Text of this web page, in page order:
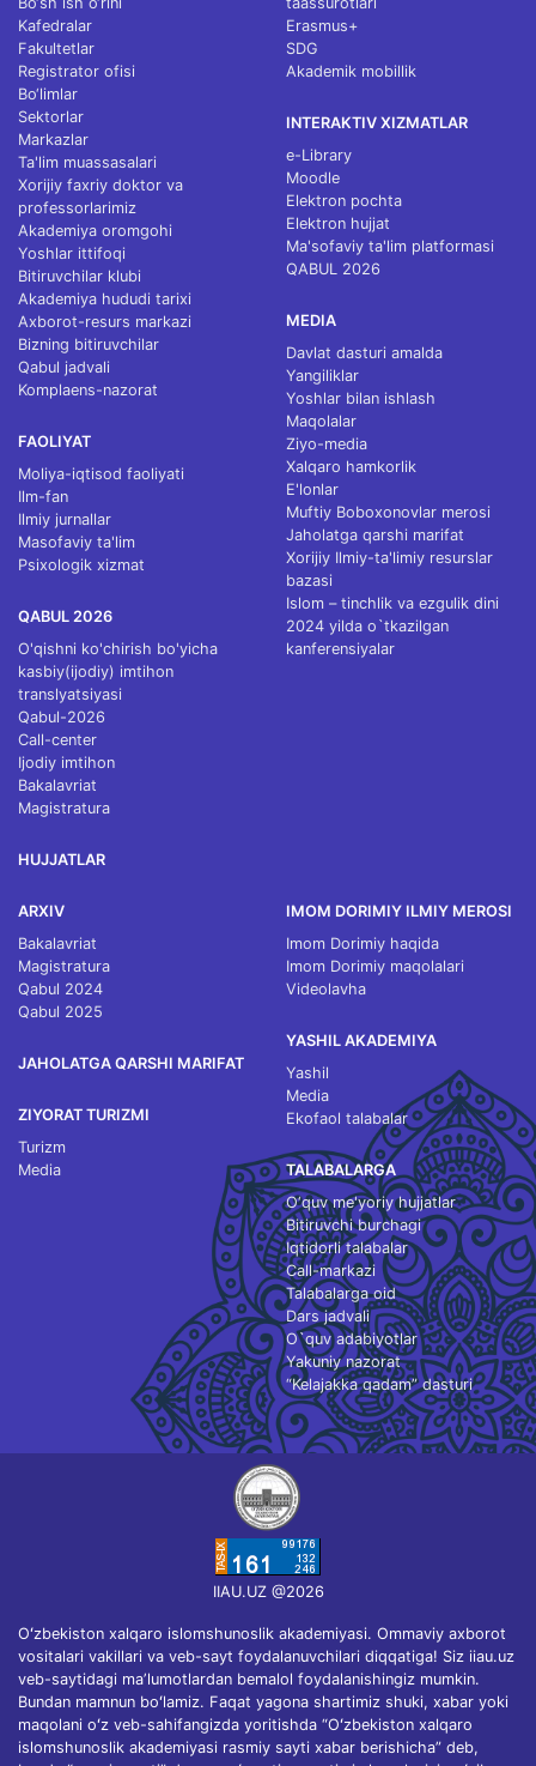
Kafedralar
Fakultetlar
Registrator ofisi
Bo‘limlar
Sektorlar
Markazlar
Ta'lim muassasalari
Xorijiy faxriy doktor va
professorlarimiz
Akademiya oromgohi
Yoshlar ittifoqi
Bitiruvchilar klubi
Akademiya hududi tarixi
Axborot-resurs markazi
Bizning bitiruvchilar
Qabul jadvali
Komplaens-nazorat
FAOLIYAT
Moliya-iqtisod faoliyati
Ilm-fan
Ilmiy jurnallar
Masofaviy ta'lim
Psixologik xizmat
QABUL 2026
O'qishni ko'chirish bo'yicha
kasbiy(ijodiy) imtihon
translyatsiyasi
Qabul-2026
Call-center
Ijodiy imtihon
Bakalavriat
Magistratura
HUJJATLAR
Erasmus+
SDG
Akademik mobillik
INTERAKTIV XIZMATLAR
e-Library
Moodle
Elektron pochta
Elektron hujjat
Ma'sofaviy ta'lim platformasi
QABUL 2026
MEDIA
Davlat dasturi amalda
Yangiliklar
Yoshlar bilan ishlash
Maqolalar
Ziyo-media
Xalqaro hamkorlik
E'lonlar
Muftiy Boboxonovlar merosi
Jaholatga qarshi marifat
Xorijiy Ilmiy-ta'limiy resurslar
bazasi
Islom – tinchlik va ezgulik dini
2024 yilda o`tkazilgan
kanferensiyalar
ARXIV
Bakalavriat
Magistratura
Qabul 2024
Qabul 2025
JAHOLATGA QARSHI MARIFAT
ZIYORAT TURIZMI
Turizm
Media
IMOM DORIMIY ILMIY MEROSI
Imom Dorimiy haqida
Imom Dorimiy maqolalari
Videolavha
YASHIL AKADEMIYA
Yashil
Media
Ekofaol talabalar
TALABALARGA
O‘quv me'yoriy hujjatlar
Bitiruvchi burchagi
Iqtidorli talabalar
Call-markazi
Talabalarga oid
Dars jadvali
O`quv adabiyotlar
Yakuniy nazorat
“Kelajakka qadam” dasturi
IIAU.UZ @2026
Oʻzbekiston xalqaro islomshunoslik akademiyasi. Ommaviy axborot
vositalari vakillari va veb-sayt foydalanuvchilari diqqatiga! Siz iiau.uz
veb-saytidagi maʼlumotlardan bemalol foydalanishingiz mumkin.
Bundan mamnun boʻlamiz. Faqat yagona shartimiz shuki, xabar yoki
maqolani oʻz veb-sahifangizda yoritishda “Oʻzbekiston xalqaro
islomshunoslik akademiyasi rasmiy sayti xabar berishicha” deb,